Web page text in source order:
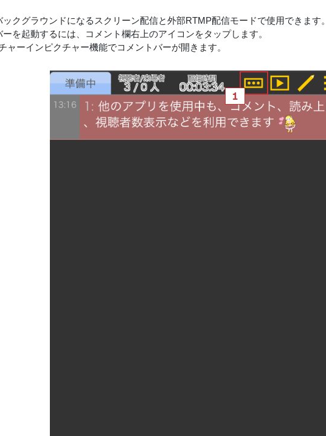
ックグラウンドになるスクリーン配信と外部RTMP配信モードで使用できます。
ーを起動するには、コメント欄右上のアイコンをタップします。
ャーインピクチャー機能でコメントバーが開きます。